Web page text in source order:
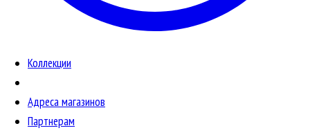
Коллекции
Адреса магазинов
Партнерам